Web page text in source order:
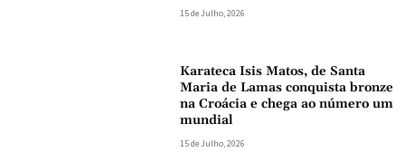
15 de Julho, 2026
Karateca Isis Matos, de Santa
Maria de Lamas conquista bronze
na Croácia e chega ao número um
mundial
15 de Julho, 2026